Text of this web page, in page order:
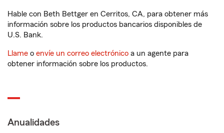
Hable con Beth Bettger en Cerritos, CA, para obtener más
información sobre los productos bancarios disponibles de
U.S. Bank.
Llame o envíe un correo electrónico a un agente para
obtener información sobre los productos.
Anualidades